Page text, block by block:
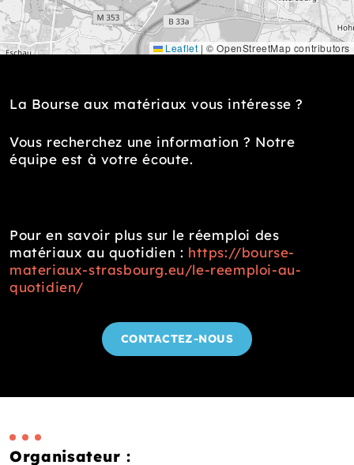
Leaflet | © OpenStreetMap contributors
La Bourse aux matériaux vous intéresse ?
Vous recherchez une information ? Notre
équipe est à votre écoute.
Pour en savoir plus sur le réemploi des
matériaux au quotidien : https://bourse-
materiaux-strasbourg.eu/le-reemploi-au-
quotidien/
CONTACTEZ-NOUS
Organisateur :